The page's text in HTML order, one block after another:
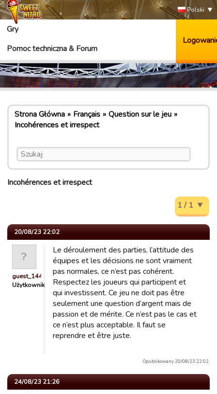
Polski
Gry
Pomoc techniczna & Forum
Strona Główna Français
Question sur le jeu
Incohérences et irrespect
Incohérences et irrespect
1 / 1
20/08/23 22:02
guest_1442436962895
Użytkownik
Le déroulement des parties, l’attitude des
équipes et les décisions ne sont vraiment
pas normales, ce n’est pas cohérent.
Respectez les joueurs qui participent et
qui investissent. Ce jeu ne doit pas être
seulement une question d’argent mais de
passion et de mérite. Ce n’est pas le cas et
ce n’est plus acceptable. Il faut se
reprendre et être juste.
Opublikowany 20/08/23 22:02.
24/08/23 21:26